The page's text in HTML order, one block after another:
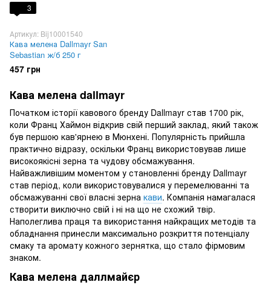
3
Артикул: Bij10001540
Кава мелена Dallmayr San
Sebastian ж/б 250 г
457 грн
Кава мелена dallmayr
Початком історії кавового бренду Dallmayr став 1700 рік,
коли Франц Хаймон відкрив свій перший заклад, який також
був першою кав'ярнею в Мюнхені. Популярність прийшла
практично відразу, оскільки Франц використовував лише
високоякісні зерна та чудову обсмажування.
Найважливішим моментом у становленні бренду Dallmayr
став період, коли використовувалися у перемелюванні та
обсмажуванні свої власні зерна кави. Компанія намагалася
створити виключно свій і ні на що не схожий твір.
Наполеглива праця та використання найкращих методів та
обладнання принесли максимально розкриття потенціалу
смаку та аромату кожного зернятка, що стало фірмовим
знаком.
Кава мелена даллмайєр